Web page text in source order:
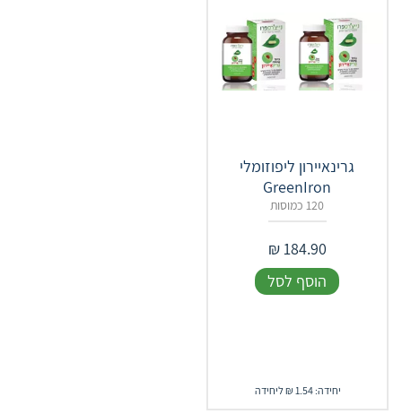
גרינאיירון ליפוזומלי
GreenIron
120 כמוסות
184.90
₪
הוסף לסל
יחידה: 1.54 ₪ ליחידה